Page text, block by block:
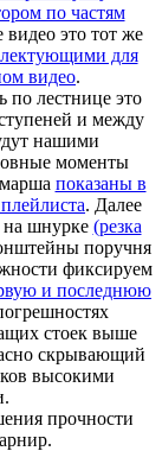
по частям
видео это тот же
для
видео.
по лестнице это
и между
нашими
моменты
показаны в
. Далее
на шнурке (резка
поручня
фиксируем
и последнюю
стоек выше
скрывающий
высокими
прочности